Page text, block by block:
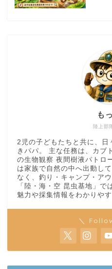
陸上部
も
2児の子どもたちと共に、日
きパパ。 主な任務は、カブ
の生物観察 夜間樹液パトロ
は家族で自然の中へ出動し
なく、釣り・キャンプ・ア
「陸・海・空 昆虫基地」で
魅力や採集情報をわかりや
＼